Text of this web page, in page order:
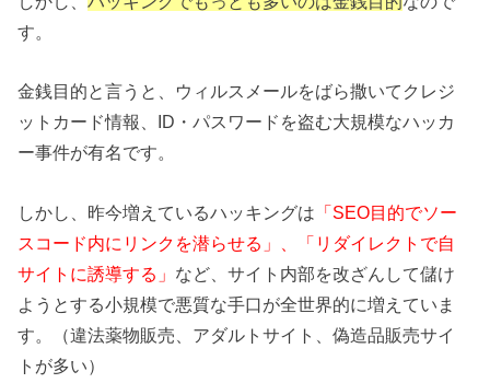
す。
金銭目的と言うと、ウィルスメールをばら撒いてクレジ
ットカード情報、ID・パスワードを盗む大規模なハッカ
ー事件が有名です。
しかし、昨今増えているハッキングは 「SEO目的でソー
スコード内にリンクを潜らせる」、「リダイレクトで自
サイトに誘導する」 など、サイト内部を改ざんして儲け
ようとする小規模で悪質な手口が全世界的に増えていま
す。（違法薬物販売、アダルトサイト、偽造品販売サイ
トが多い）